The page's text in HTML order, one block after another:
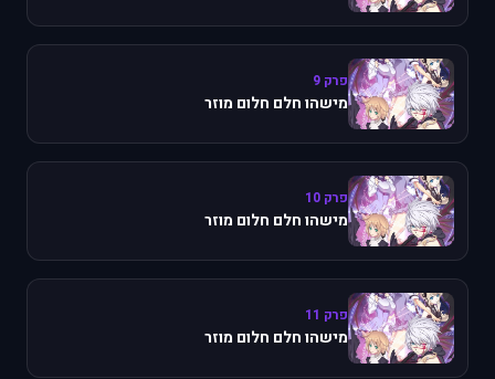
פרק 9
מישהו חלם חלום מוזר
פרק 10
מישהו חלם חלום מוזר
פרק 11
מישהו חלם חלום מוזר